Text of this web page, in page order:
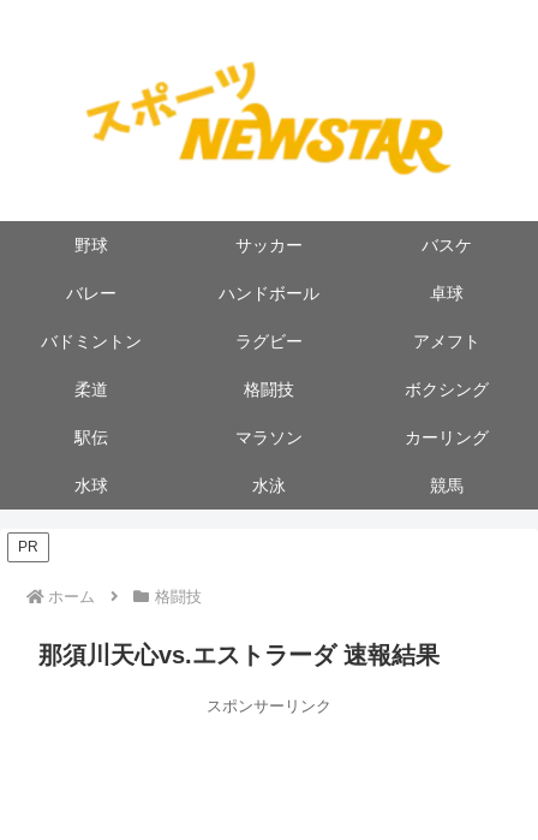
野球 サッカー バスケ
バレー ハンドボール 卓球
バドミントン ラグビー アメフト
柔道 格闘技 ボクシング
駅伝 マラソン カーリング
水球 水泳 競馬
PR
ホーム 格闘技
那須川天心vs.エストラーダ 速報結果
スポンサーリンク